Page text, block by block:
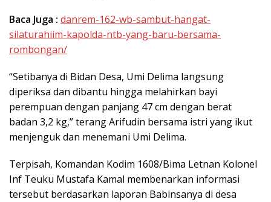
Baca Juga : danrem-162-wb-sambut-hangat-
silaturahiim-kapolda-ntb-yang-baru-bersama-
rombongan/
“Setibanya di Bidan Desa, Umi Delima langsung
diperiksa dan dibantu hingga melahirkan bayi
perempuan dengan panjang 47 cm dengan berat
badan 3,2 kg,” terang Arifudin bersama istri yang ikut
menjenguk dan menemani Umi Delima.
Terpisah, Komandan Kodim 1608/Bima Letnan Kolonel
Inf Teuku Mustafa Kamal membenarkan informasi
tersebut berdasarkan laporan Babinsanya di desa